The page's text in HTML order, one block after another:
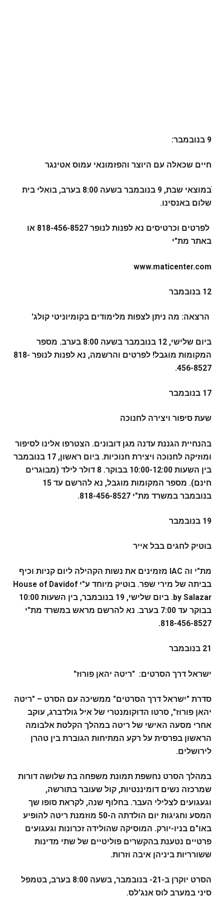
9 בנובמבר:
חיים שכאלה עם היוצר והפזמונאי עמוס אטינגר
ֿבמוצאי שבת, 9 בנובמבר בשעה 8:00 בערב, בואלי בית
שלום באנסינו.
לפרטים וכרטיסים נא לפנות לנופר 818-456-8527 או
באתר מת"י
www.maticenter.com
12 בנובמבר
הרצאה: מה ניתן לצפות מלימודים בקומיוניטי קולג'
ביום שלישי, 12 בנובמבר בשעה 8:00 בערב. מספר
המקומות מוגבל! לפרטים והרשמה, נא לפנות לנופר 818-
456-8527.
17 בנובמבר
שעת סיפור ויצירה לחנוכה
בהנחיית הגננת עדנה מגן דובונים. הצטרפו אלינו לסיפור
ומוזיקה לחנוכה ויצירת חנוכיות. ביום ראשון, 17 בנובמבר
בין השעות 10:00-12:00 בבוקר. 8 דולר לילד (מבוגרים
חינם). מספר המקומות מוגבל, נא להרשם עד 15
בנובמבר במשרד מת"י 818-456-8527.
19 בנובמבר
בוטיק לחגים בבל אייר
מת"י וה IAC מזמינים את נשות הקהילה ליום קניות וכיף
בביתה של מירי שפר. בוטיק מיוחד ע"י House of Davidof
by Salazar. ביום שלישי, 19 בנובמבר, בין השעות 10:00
בבוקר עד 7:00 בערב. נא להרשם מראש במשרד מת"י
818-456-8527.
21 בנובמבר
ישראל דרך הסרטים: "ריטה יהאן פורוז"
סדרת "ישראל דרך הסרטים" ממשיכה עם הסרט – "ריטה
יהאן פורוז", סרטו הדוקומנטרי של איל גולדברג, עוקב
אחרי מסעה האישי של ריטה במהלך הקלטת אלבומה
הראשון בפרסית על רקע המתיחות הגוברת בין טהרן
לירושלים.
במהלך הסרט נחשפת תמונת משפחה בת שלושה דורות
שמרכזה נשים דומיננטיות, קול שעובר בתורשה,
וגעגועים לצלילי העבר. בחלוף שנה, לקראת סופו שך
המסע וחגיגות יום הולדתה ה-50 מוזמנת ריטה להופיע
באו"ם בניו-יורק. המוסיקה שהולידה זכרונות וגעגועים
פרטיים נטענת בהקשרים פוליטיים של שתי מדינות
ששורריות ביניהן איבה וזרות.
הסרט יוקרן ב-21- בנובמבר, בשעה 8:00 בערב, בטמפל
סיני במערב לוס אנג'לס.